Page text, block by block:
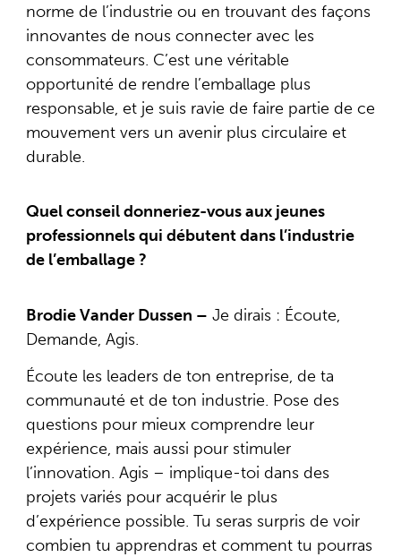
norme de l’industrie ou en trouvant des façons
innovantes de nous connecter avec les
consommateurs. C’est une véritable
opportunité de rendre l’emballage plus
responsable, et je suis ravie de faire partie de ce
mouvement vers un avenir plus circulaire et
durable.
Quel conseil donneriez-vous aux jeunes
professionnels qui débutent dans l’industrie
de l’emballage ?
Brodie Vander Dussen – Je dirais : Écoute,
Demande, Agis.
Écoute les leaders de ton entreprise, de ta
communauté et de ton industrie. Pose des
questions pour mieux comprendre leur
expérience, mais aussi pour stimuler
l’innovation. Agis – implique-toi dans des
projets variés pour acquérir le plus
d’expérience possible. Tu seras surpris de voir
combien tu apprendras et comment tu pourras